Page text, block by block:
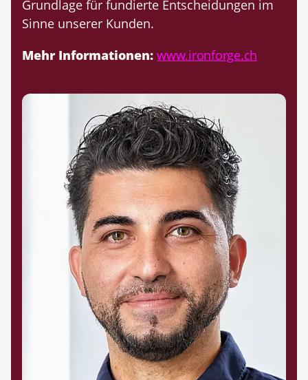
Grundlage für fundierte Entscheidungen im
Sinne unserer Kunden.
Mehr Informationen: www.ironforge.ch